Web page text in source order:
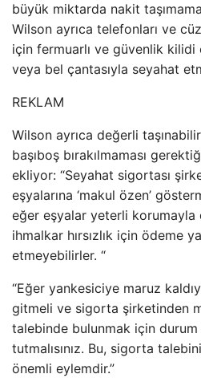
büyük miktarda nakit
Wilson ayrıca telefonları ve
için fermuarlı ve güvenlik kilidi
veya bel çantasıyla seyahat
REKLAM
Wilson ayrıca değerli
başıboş bırakılmaması
ekliyor: “Seyahat sigortası
eşyalarına ‘makul özen’
eğer eşyalar yeterli korumayla
ihmalkar hırsızlık için ödeme
etmeyebilirler. “
“Eğer yankesiciye maruz
gitmeli ve sigorta şirketinden
talebinde bulunmak için durum
tutmalısınız. Bu, sigorta
önemli eylemdir.”